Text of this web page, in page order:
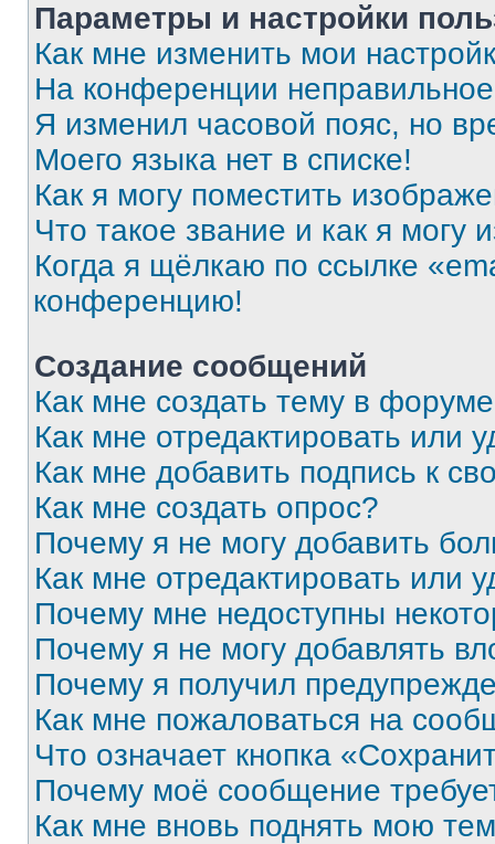
Параметры и настройки
Как мне изменить мои
На конференции
Я изменил часовой пояс, но
Моего языка нет в списке!
Как я могу поместить
Что такое звание и как я могу
Когда я щёлкаю по ссылке
конференцию!
Создание сообщений
Как мне создать тему в
Как мне отредактировать или
Как мне добавить подпись к
Как мне создать опрос?
Почему я не могу добавить
Как мне отредактировать или
Почему мне недоступны
Почему я не могу добавлять
Почему я получил
Как мне пожаловаться на
Что означает кнопка
Почему моё сообщение
Как мне вновь поднять мою